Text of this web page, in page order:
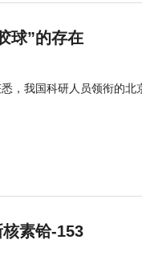
球”的存在
，我国科研人员领衔的
素铪-153